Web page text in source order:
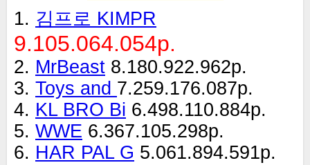
1. 김프로 KIMPR
9.105.064.054р.
2. MrBeast 8.180.922.962р.
3. Toys and 7.259.176.087р.
4. KL BRO Bi 6.498.110.884р.
5. WWE 6.367.105.298р.
6. HAR PAL G 5.061.894.591р.